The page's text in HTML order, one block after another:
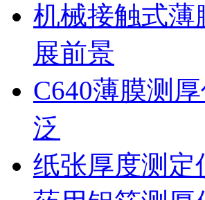
机械接触式薄
展前景
C640薄膜测
泛
纸张厚度测定